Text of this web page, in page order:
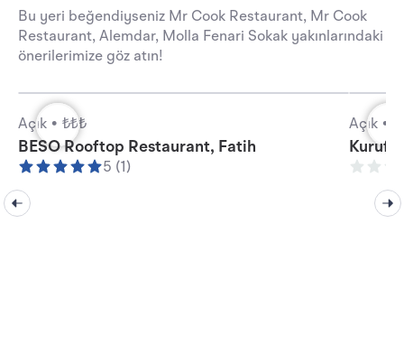
Bu yeri beğendiyseniz Mr Cook Restaurant, Mr Cook
Restaurant, Alemdar, Molla Fenari Sokak yakınlarındaki
önerilerimize göz atın!
Açık • ₺₺₺
BESO Rooftop Restaurant, Fatih
5 (1)
Açık •